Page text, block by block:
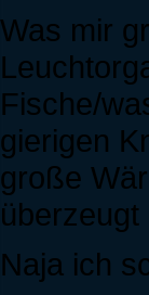
Was mir
Fische/
gierigen
große
Naja ich